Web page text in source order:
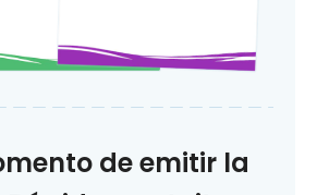
de emitir la